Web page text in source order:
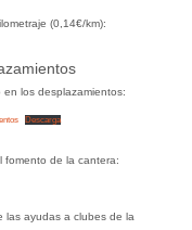
(0,14€/km):
los desplazamientos:
Descarga
fomento de la cantera:
las ayudas a clubes de la